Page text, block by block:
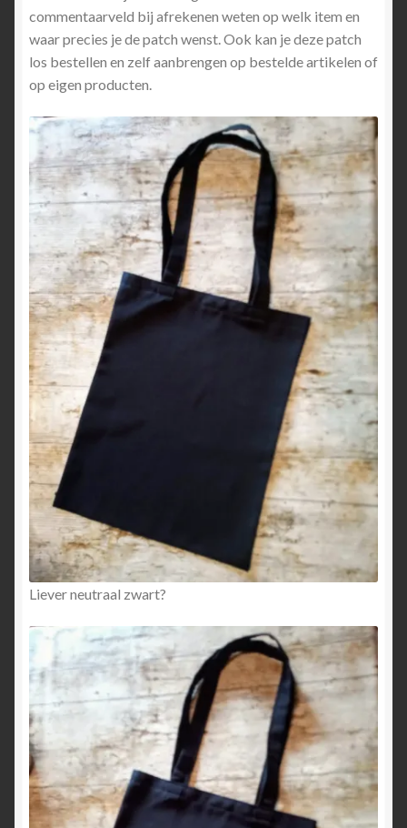
commentaarveld bij afrekenen weten op welk item en
waar precies je de patch wenst. Ook kan je deze patch
los bestellen en zelf aanbrengen op bestelde artikelen of
op eigen producten.
Liever neutraal zwart?